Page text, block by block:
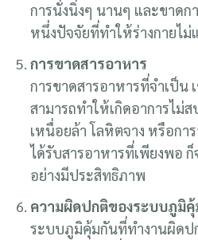
การนั่งนิ่งๆ นานๆ และขาดก
หนึ่งปัจจัยที่ทำให้ร่างกายไม่
การขาดสารอาหาร
การขาดสารอาหารที่จำเป็น
สามารถทำให้เกิดอาการไม่ส
เหนื่อยล้า โลหิตจาง หรือกา
ได้รับสารอาหารที่เพียงพอ ก็
อย่างมีประสิทธิภาพ
ความผิดปกติของระบบภูมิ
ระบบภูมิคุ้มกันที่ทำงานผิดป